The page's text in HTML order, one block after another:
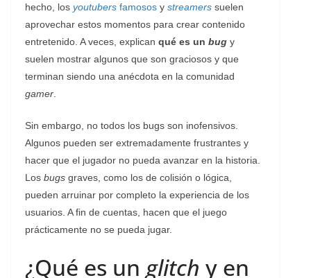
hecho, los youtubers famosos y streamers suelen
aprovechar estos momentos para crear contenido
entretenido. A veces, explican qué es un bug y
suelen mostrar algunos que son graciosos y que
terminan siendo una anécdota en la comunidad
gamer
Sin embargo, no todos los bugs son inofensivos.
Algunos pueden ser extremadamente frustrantes y
hacer que el jugador no pueda avanzar en la historia.
Los bugs graves, como los de colisión o lógica,
pueden arruinar por completo la experiencia de los
usuarios. A fin de cuentas, hacen que el juego
prácticamente no se pueda jugar.
¿Qué es un glitch y en